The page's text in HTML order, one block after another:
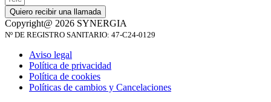
Quiero recibir una llamada
Copyright@ 2026 SYNERGIA
Nº DE REGISTRO SANITARIO: 47-C24-0129
Aviso legal
Política de privacidad
Política de cookies
Políticas de cambios y Cancelaciones